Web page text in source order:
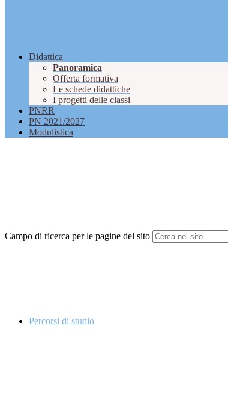
Didattica
Panoramica
Offerta formativa
Le schede didattiche
I progetti delle classi
PNRR
PN 2021/2027
Modulistica
Campo di ricerca per le pagine del sito
Percorsi di studio